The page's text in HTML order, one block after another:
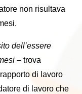
non risultava
dell’essere
– trova
di lavoro
di lavoro che